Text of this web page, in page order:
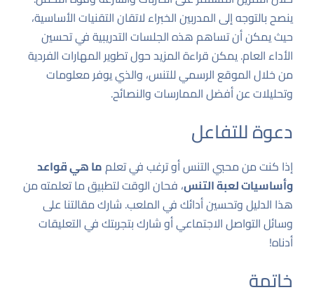
ينصح بالتوجه إلى المدربين الخبراء لاتقان التقنيات الأساسية،
حيث يمكن أن تساهم هذه الجلسات التدريبية في تحسين
الأداء العام. يمكن قراءة المزيد حول تطوير المهارات الفردية
من خلالالموقع الرسمي للتنس، والذي يوفر معلومات
وتحليلات عن أفضل الممارسات والنصائح.
دعوة للتفاعل
إذا كنت من محبي التنس أو ترغب في تعلمما هي قواعد
وأساسيات لعبة التنس، فحان الوقت لتطبيق ما تعلمته من
هذا الدليل وتحسين أدائك في الملعب. شارك مقالتنا على
وسائل التواصل الاجتماعي أو شارك بتجربتك في التعليقات
أدناه!
خاتمة